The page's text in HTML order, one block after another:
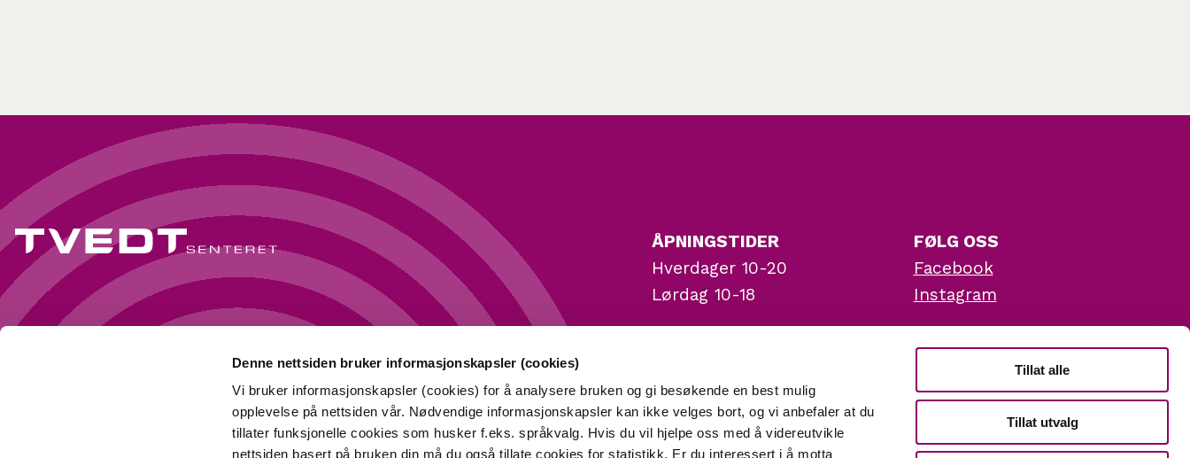
Denne nettsiden bruker informasjonskapsler (cookies)
Vi bruker informasjonskapsler (cookies) for å analysere bruken og gi besøkende en best mulig
opplevelse på nettsiden vår. Nødvendige informasjonskapsler kan ikke velges bort, og vi anbefaler at du
tillater funksjonelle cookies som husker f.eks. språkvalg. Hvis du vil hjelpe oss med å videreutvikle
nettsiden basert på bruken din må du også tillate cookies for statistikk. Er du interessert i å motta
Tillat alle
Tillat utvalg
ÅPNINGSTIDER
Hverdager 10-20
Lørdag 10-18
Lagerveien 1, 2, 7 og 9, 4033
Stavanger.
FØLG OSS
Facebook
Instagram
PERSONVERN OG
ÅPENHETSLOVEN